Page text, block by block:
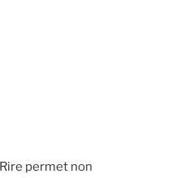
Rire permet non